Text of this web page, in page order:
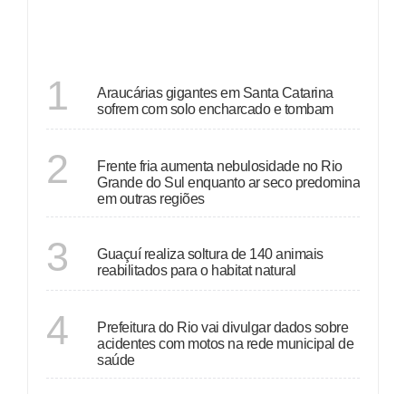
1
Araucárias gigantes em Santa Catarina
sofrem com solo encharcado e tombam
2
Frente fria aumenta nebulosidade no Rio
Grande do Sul enquanto ar seco predomina
em outras regiões
3
Guaçuí realiza soltura de 140 animais
reabilitados para o habitat natural
4
Prefeitura do Rio vai divulgar dados sobre
acidentes com motos na rede municipal de
saúde